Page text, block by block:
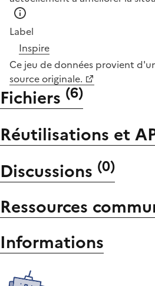
Label
Inspire
Ce jeu de données provient
source originale.
Fichiers (6)
Réutilisations et
Discussions (0)
Ressources
Informations